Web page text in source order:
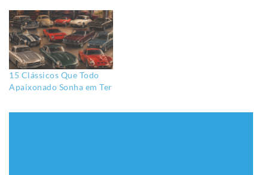
15 Clássicos Que Todo
Apaixonado Sonha em Ter